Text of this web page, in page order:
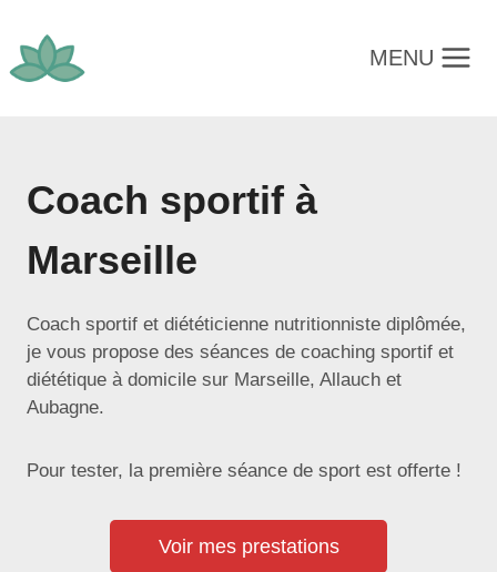
contenu
MENU
Coach sportif à
Marseille
Coach sportif et diététicienne nutritionniste diplômée,
je vous propose des séances de coaching sportif et
diététique à domicile sur Marseille, Allauch et
Aubagne.
Pour tester, la première séance de sport est offerte !
Voir mes prestations